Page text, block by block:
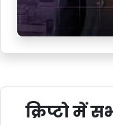
क्रिप्टो में